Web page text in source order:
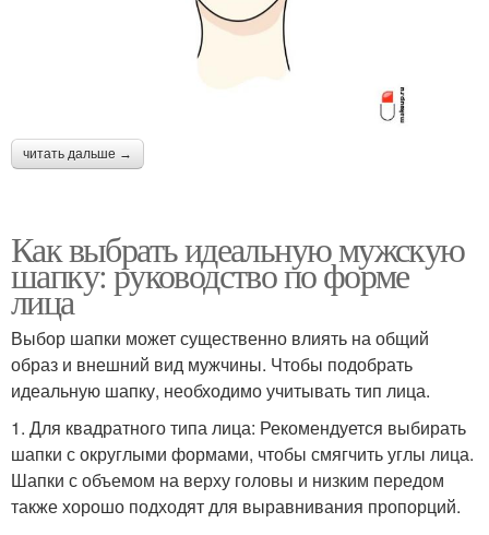
читать дальше →
Как выбрать идеальную мужскую
шапку: руководство по форме
лица
Выбор шапки может существенно влиять на общий
образ и внешний вид мужчины. Чтобы подобрать
идеальную шапку, необходимо учитывать тип лица.
1. Для квадратного типа лица: Рекомендуется выбирать
шапки с округлыми формами, чтобы смягчить углы лица.
Шапки с объемом на верху головы и низким передом
также хорошо подходят для выравнивания пропорций.